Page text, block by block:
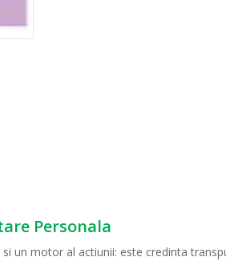
Personala
un motor al actiunii: este credinta